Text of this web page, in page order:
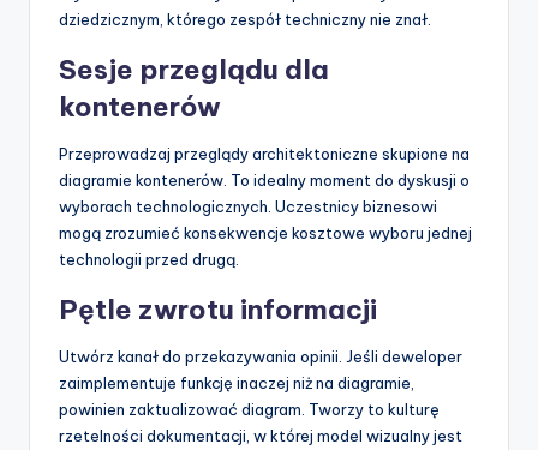
dziedzicznym, którego zespół techniczny nie znał.
Sesje przeglądu dla
kontenerów
Przeprowadzaj przeglądy architektoniczne skupione na
diagramie kontenerów. To idealny moment do dyskusji o
wyborach technologicznych. Uczestnicy biznesowi
mogą zrozumieć konsekwencje kosztowe wyboru jednej
technologii przed drugą.
Pętle zwrotu informacji
Utwórz kanał do przekazywania opinii. Jeśli deweloper
zaimplementuje funkcję inaczej niż na diagramie,
powinien zaktualizować diagram. Tworzy to kulturę
rzetelności dokumentacji, w której model wizualny jest